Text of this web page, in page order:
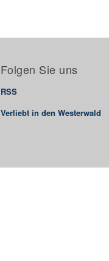
Folgen Sie uns
RSS
Verliebt in den Westerwald